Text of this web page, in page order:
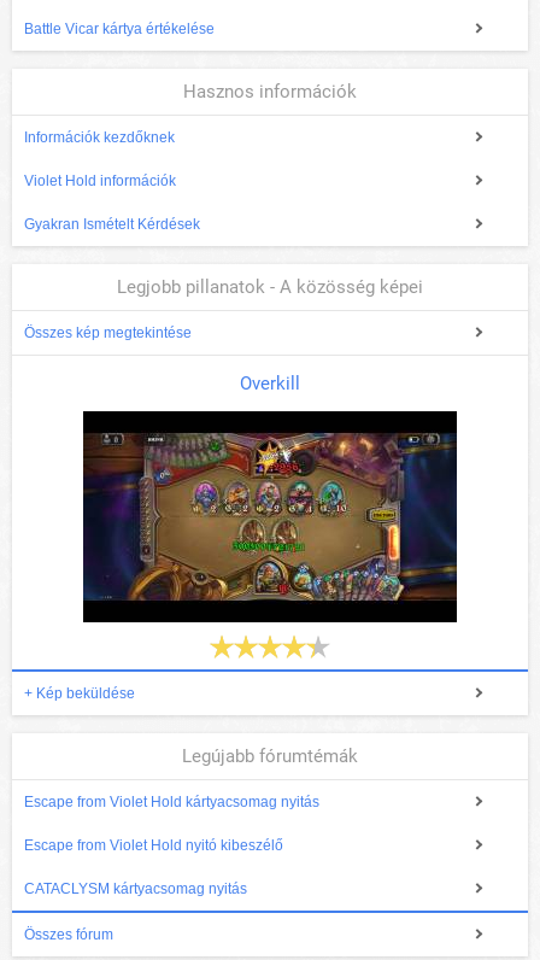
Battle Vicar kártya értékelése
Hasznos információk
Információk kezdőknek
Violet Hold információk
Gyakran Ismételt Kérdések
Legjobb pillanatok - A közösség képei
Összes kép megtekintése
Overkill
+ Kép beküldése
Legújabb fórumtémák
Escape from Violet Hold kártyacsomag nyitás
Escape from Violet Hold nyitó kibeszélő
CATACLYSM kártyacsomag nyitás
Összes fórum